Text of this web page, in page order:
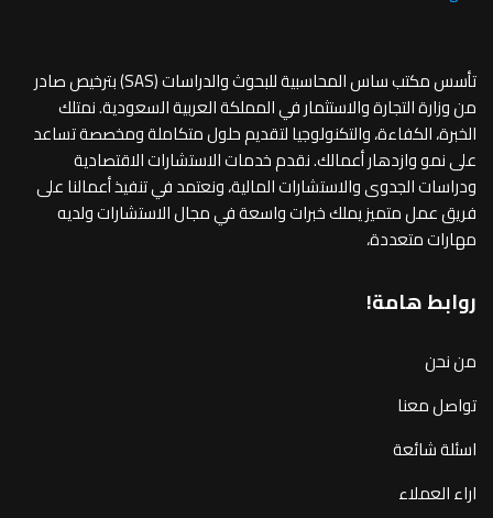
تأسس مكتب ساس المحاسبية للبحوث والدراسات (SAS) بترخيص صادر
من وزارة التجارة والاستثمار في المملكة العربية السعودية. نمتلك
الخبرة، الكفاءة، والتكنولوجيا لتقديم حلول متكاملة ومخصصة تساعد
على نمو وازدهار أعمالك. نقدم خدمات الاستشارات الاقتصادية
ودراسات الجدوى والاستشارات المالية، ونعتمد في تنفيذ أعمالنا على
فريق عمل متميز يملك خبرات واسعة في مجال الاستشارات ولديه
مهارات متعددة،
روابط هامة!
من نحن
تواصل معنا
اسئلة شائعة
اراء العملاء